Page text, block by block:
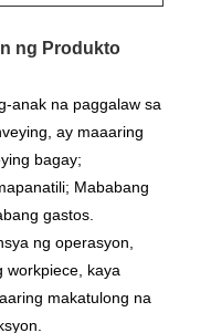
ng Produkto
anak na paggalaw sa
ay maaaring
bagay;
Mababang
gastos.
ng operasyon,
workpiece, kaya
makatulong na